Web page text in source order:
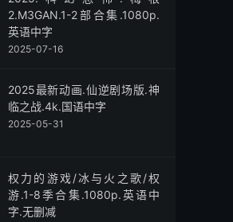
2.M3GAN.1-2部合集.1080p.
英语中字
2025-07-16
2025最新动画.仙逆剧场版.神
临之战.4k.国语中字
2025-05-31
权力的游戏/冰与火之歌/权
游.1-8季合集.1080p.英语中
字.无删减